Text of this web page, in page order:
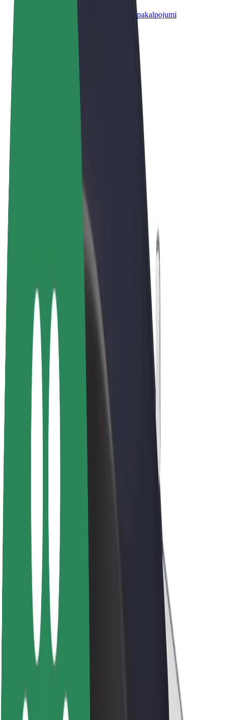
Tavam uzņēmumam pielāgoti Bolt pakalpojumi
Bolt for Business
Bolt Plus
Gūsti ieņēmumus ar Bolt
Autovadītāji
Autovadītāja ieņēmumi
Kurjeri
Kurjerpartnera ieņēmumi
Bolt Food tirgotāji
Reģistrē autoparku
Project Zero
Blogs
Ziņu telpa
Zīmola vadlīnijas
Misija
Attiecības ar investoriem
Vadība
Zīmols
Pilsētvides fonds